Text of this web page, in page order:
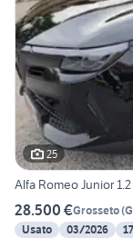
25
Alfa Romeo Junior
28.500 €Grosseto(
Usato
03/2026